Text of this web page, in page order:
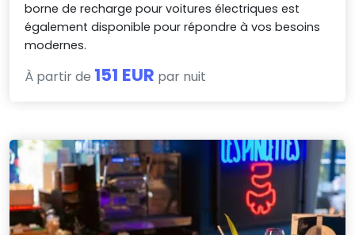
borne de recharge pour voitures électriques est
également disponible pour répondre à vos besoins
modernes.
À partir de 151 EUR par nuit